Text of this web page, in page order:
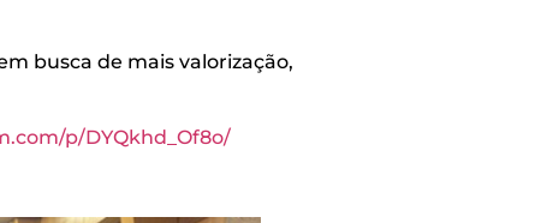
busca de mais valorização,
p/DYQkhd_Of8o/